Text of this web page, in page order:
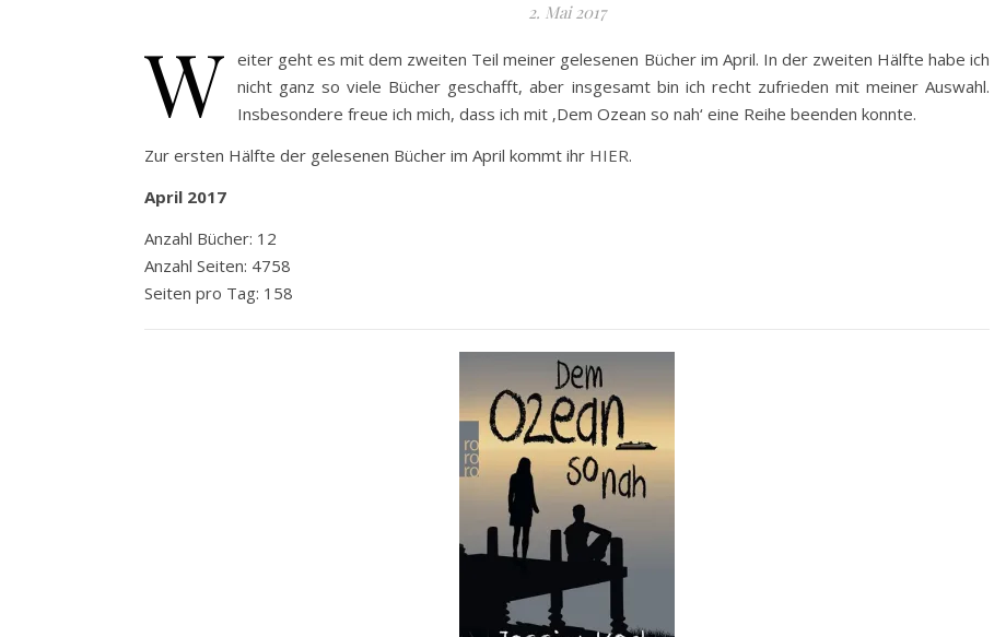
2. Mai 2017
W eiter geht es mit dem zweiten Teil meiner gelesenen Bücher im April. In der zweiten Hälfte habe ich
nicht ganz so viele Bücher geschafft, aber insgesamt bin ich recht zufrieden mit meiner Auswahl.
Insbesondere freue ich mich, dass ich mit ‚Dem Ozean so nah‘ eine Reihe beenden konnte.
Zur ersten Hälfte der gelesenen Bücher im April kommt ihr HIER.
April 2017
Anzahl Bücher: 12
Anzahl Seiten: 4758
Seiten pro Tag: 158